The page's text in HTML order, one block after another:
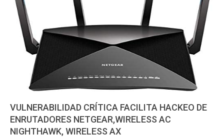
VULNERABILIDAD CRÍTICA FACILITA HACKEO DE
ENRUTADORES NETGEAR,WIRELESS AC
NIGHTHAWK, WIRELESS AX